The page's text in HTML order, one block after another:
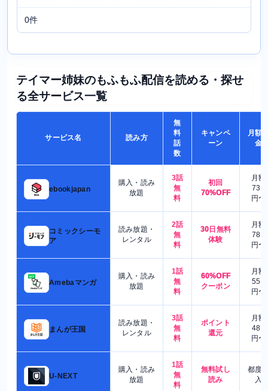
0件
テイマー姉妹のもふもふ配信を読める・探せ
る全サービス一覧
サービス名 読み方
無
料
話
数
キャンペ
ーン
月額
金
ebookjapan
購入・読み
放題
3話
無
料
初回
70%OFF
月額
730
円〜
コミックシーモ
ア
読み放題・
レンタル
2話
無
料
30日無料
体験
月額
780
円〜
Amebaマンガ
購入・読み
放題
1話
無
料
60%OFF
クーポン
月額
550
円〜
まんが王国
読み放題・
レンタル
3話
無
料
ポイント
還元
月額
480
円〜
U-NEXT
購入・読み
放題
1話
無
料
無料試し
読み
都度
入